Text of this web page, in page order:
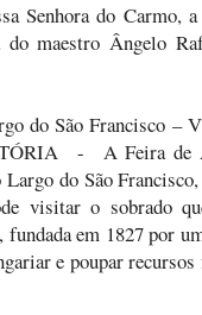
Senhora do Carmo,
maestro Ângelo
do São Francisco –
- A Feira de
do São
visitar o sobrado
em 1827 por
e poupar